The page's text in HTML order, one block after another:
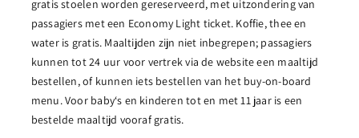
gratis stoelen worden gereserveerd, met uitzondering van
passagiers met een Economy Light ticket. Koffie, thee en
water is gratis. Maaltijden zijn niet inbegrepen; passagiers
kunnen tot 24 uur voor vertrek via de website een maaltijd
bestellen, of kunnen iets bestellen van het buy-on-board
menu. Voor baby‘s en kinderen tot en met 11 jaar is een
bestelde maaltijd vooraf gratis.